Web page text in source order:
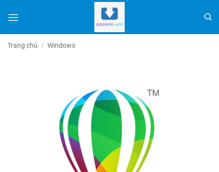
qua
dungTrang chủ / Windows